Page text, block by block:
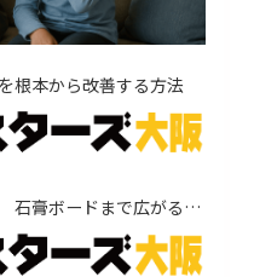
根本から改善する方法
壁紙に黒カビが発生したら注意 石膏ボードまで広がる原因と正しい改善方法